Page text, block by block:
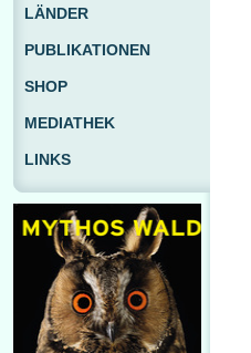
LÄNDER
PUBLIKATIONEN
SHOP
MEDIATHEK
LINKS